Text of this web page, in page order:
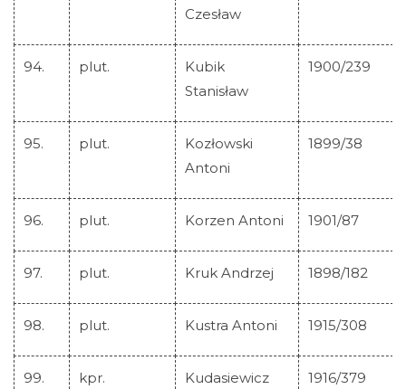
Czesław
94. plut.
Kubik
Stanisław
1900/239
95. plut.
Kozłowski
Antoni
1899/38
96. plut. Korzen Antoni 1901/87
97. plut. Kruk Andrzej 1898/182
98. plut. Kustra Antoni 1915/308
99. kpr.
Kudasiewicz
1916/379